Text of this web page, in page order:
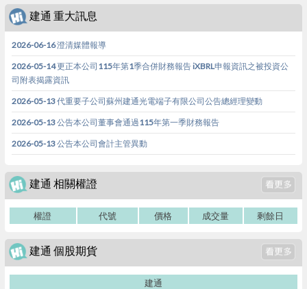
建通 重大訊息
2026-06-16 澄清媒體報導
2026-05-14 更正本公司115年第1季合併財務報告 iXBRL申報資訊之被投資公
司附表揭露資訊
2026-05-13 代重要子公司蘇州建通光電端子有限公司公告總經理變動
2026-05-13 公告本公司董事會通過115年第一季財務報告
2026-05-13 公告本公司會計主管異動
建通 相關權證
權證 代號 價格 成交量 剩餘日
建通 個股期貨
建通